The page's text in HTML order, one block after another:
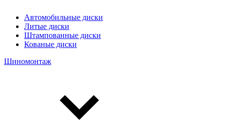
Автомобильные диски
Литые диски
Штампованные диски
Кованые диски
Шиномонтаж